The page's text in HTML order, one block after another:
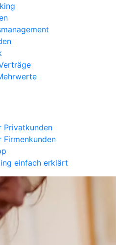
Privatkunden
Firmenkunden
einfach erklärt